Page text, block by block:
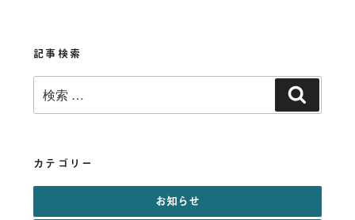
ョ
ン
記事検索
検
索:
索
カテゴリー
お知らせ